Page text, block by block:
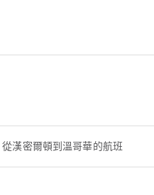
從漢密爾頓到溫哥華的航班